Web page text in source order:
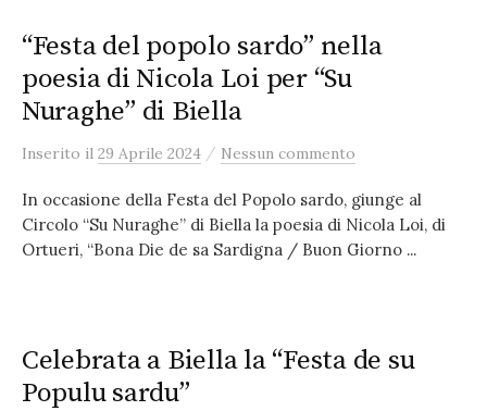
“Festa del popolo sardo” nella
poesia di Nicola Loi per “Su
Nuraghe” di Biella
Inserito il 29 Aprile 2024 / Nessun commento
In occasione della Festa del Popolo sardo, giunge al
Circolo “Su Nuraghe” di Biella la poesia di Nicola Loi, di
Ortueri, “Bona Die de sa Sardigna / Buon Giorno ...
Celebrata a Biella la “Festa de su
Populu sardu”